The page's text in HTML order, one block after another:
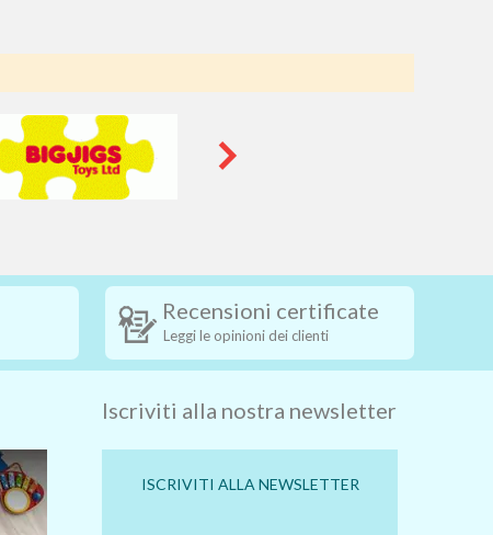
Recensioni certificate
Leggi le opinioni dei clienti
Iscriviti alla nostra newsletter
ISCRIVITI ALLA NEWSLETTER